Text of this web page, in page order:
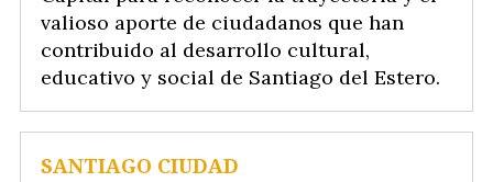
valioso aporte de ciudadanos que han
contribuido al desarrollo cultural,
educativo y social de Santiago del Estero.
SANTIAGO CIUDAD